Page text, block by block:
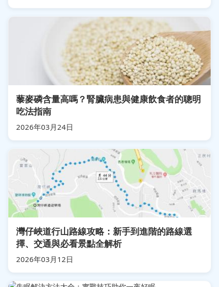
藜麥磷含量高嗎？腎臟病患與健康飲食者的聰明
吃法指南
2026年03月24日
灣仔峽道行山路線攻略：新手到進階的路線選
擇、交通與必看景點全解析
2026年03月12日